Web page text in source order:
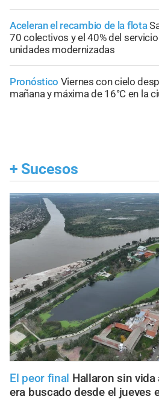
Aceleran el recambio de la flota
70 colectivos y el 40% del
unidades modernizadas
Pronóstico Viernes con cielo
mañana y máxima de 16°C en la
+ Sucesos
El peor final Hallaron sin
era buscado desde el jueves